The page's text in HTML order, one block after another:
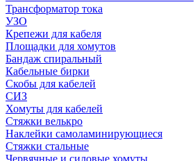
Трансформатор тока
УЗО
Крепежи для кабеля
Площадки для хомутов
Бандаж спиральный
Кабельные бирки
Cкобы для кабелей
СИЗ
Хомуты для кабелей
Стяжки велькро
Наклейки самоламинирующиеся
Стяжки стальные
Червячные и силовые хомуты